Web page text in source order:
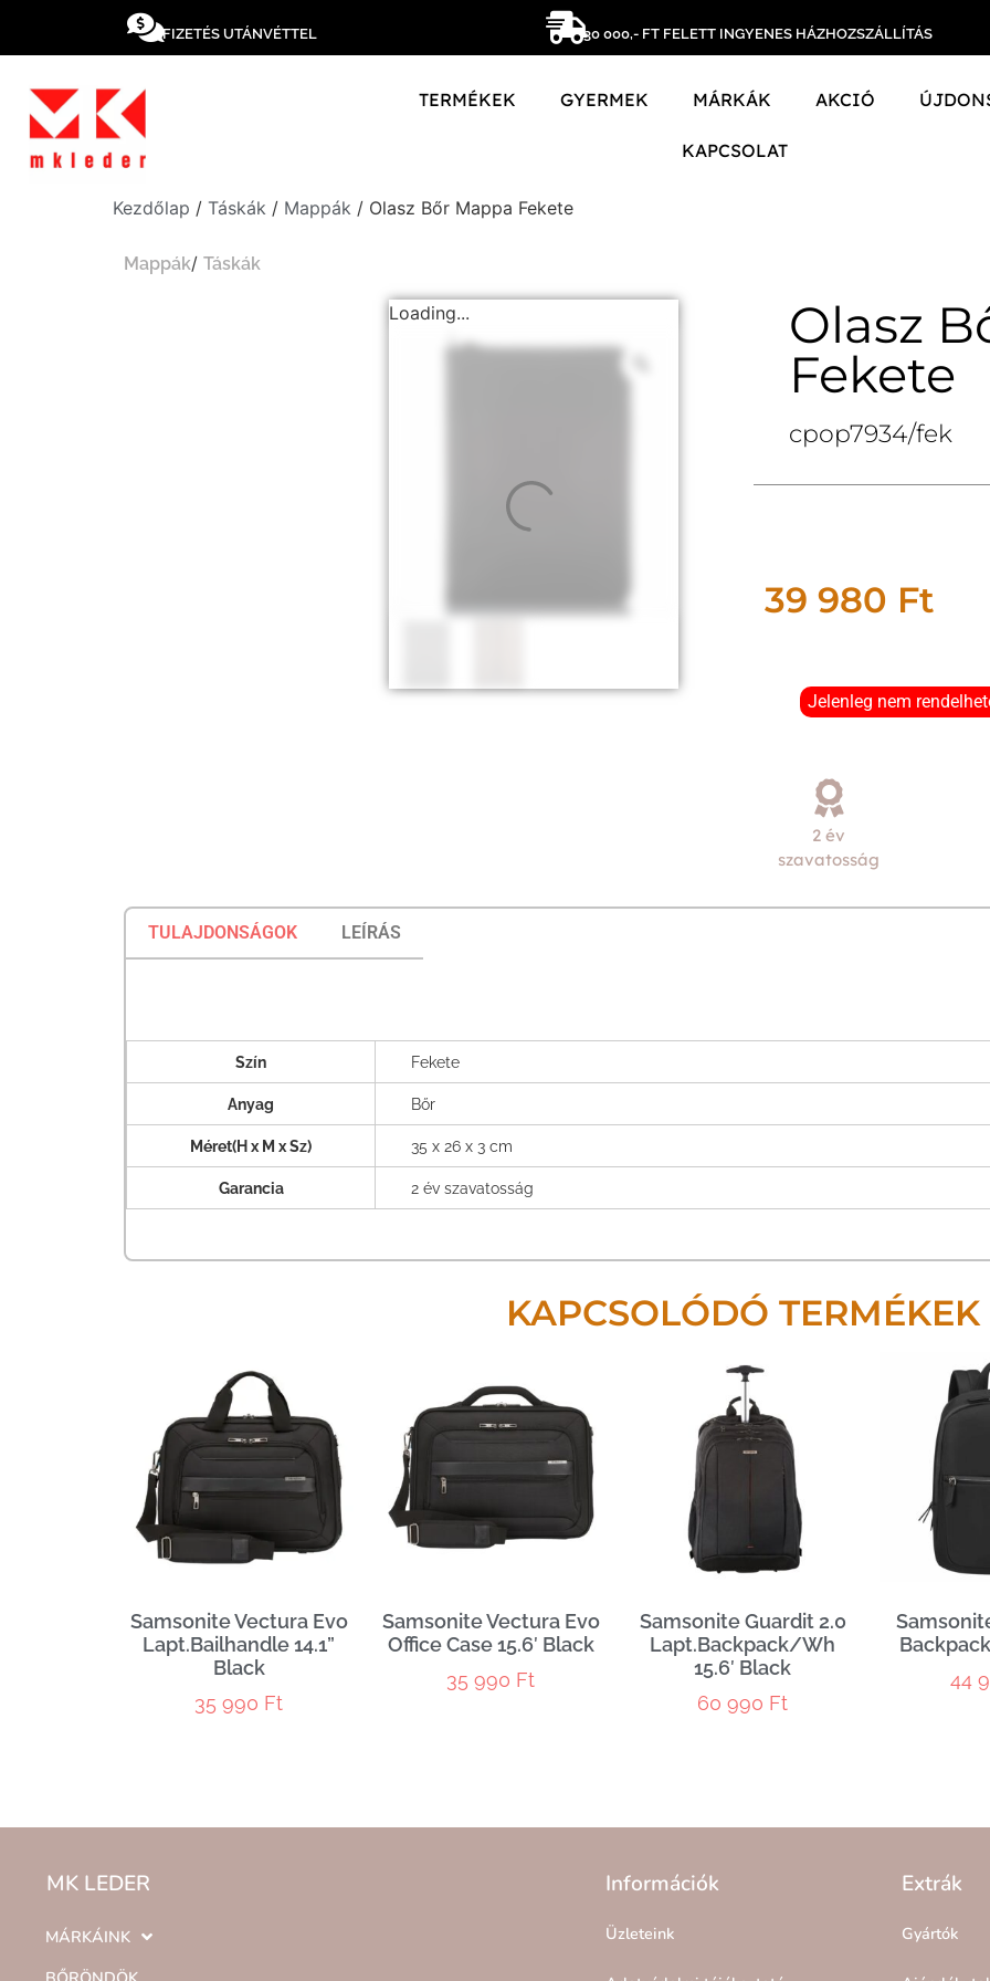
FIZETÉS UTÁNVÉTTEL 30 000,- FT FELETT INGYENES HÁZHOZSZÁLLÍTÁS
TERMÉKEK GYERMEK MÁRKÁK AKCIÓ
KAPCSOLAT
Kezdőlap / Táskák / Mappák / Olasz Bőr Mappa Fekete
Mappák/ Táskák
Loading...
Olasz
Fekete
cpop7934/fek
39 980 Ft
Jelenleg nem
2 év
szavatosság
TULAJDONSÁGOK LEÍRÁS
Szín Fekete
Anyag Bőr
Méret(H x M x Sz) 35 x 26 x 3 cm
Garancia 2 év szavatosság
KAPCSOLÓDÓ TERMÉKEK
Samsonite Vectura Evo
Lapt.Bailhandle 14.1”
Black
35 990 Ft
Samsonite Vectura Evo
Office Case 15.6′ Black
35 990 Ft
Samsonite Guardit 2.0
Lapt.Backpack/Wh
15.6′ Black
60 990 Ft
Backpack
44
MK LEDER
MÁRKÁINK
Információk
Üzleteink
Extrák
Gyártók